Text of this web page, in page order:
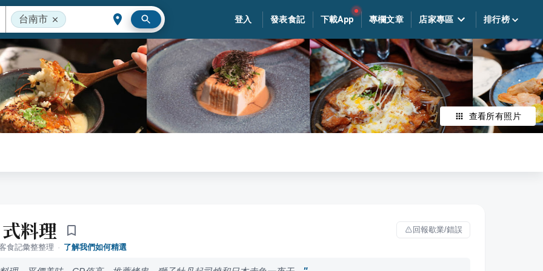
台南市 登入 發表食記 下載App 專欄文章 店家專區 排行榜
查看所有照片
料理
回報歇業/錯誤
食記彙整整理 · 了解我們如何精選